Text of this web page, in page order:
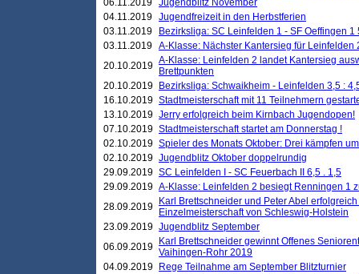
06.11.2019 Jugendblitz November
04.11.2019 Jugendfreizeit in den Herbstferien
03.11.2019
Bezirksliga: SC Leinfelden 1 - SF Oeffingen 1
03.11.2019 A-Klasse: Nächster Kantersieg für Leinfelden
20.10.2019 A-Klasse: Leinfelden 2 landet Kantersieg
Brettpunkten
20.10.2019
Bezirksliga: Schwaikheim - Leinfelden 3,5 :
16.10.2019 Stadtmeisterschaft mit 11 Teilnehmern
13.10.2019 Jerry erfolgreich beim Kirnbach Jugendopen!
07.10.2019 Stadtmeisterschaft startet am Donnerstag !
02.10.2019 Spieler des Monats Oktober: Drei kämpfen
02.10.2019 Jugendblitz Oktober doppelrundig
29.09.2019 SC Leinfelden I - SC Feuerbach II 6,5 . 1,5
29.09.2019 A-Klasse: Leinfelden 2 besiegt Renningen 1
28.09.2019
Karl Brettschneider und Peter Abel
Einzelmeisterschaft von Schleswig-Holstein
23.09.2019 Jugendblitz September
06.09.2019
Karl Brettschneider gewinnt Offenes
Vaihingen-Rohr 2019
04.09.2019
Rege Teilnahme am September Blitzturnier